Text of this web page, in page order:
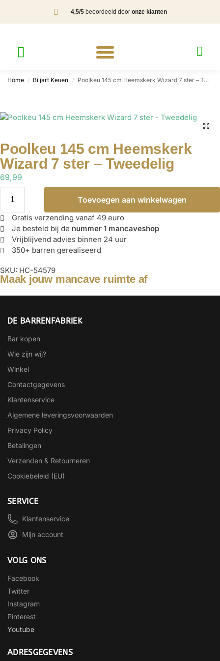
4,5/5beoordeeld door onze klanten
Home / Biljart Keuen / Poolkeu 145 cm Heemskerk Wizard 7 ster – Tweedelig
Poolkeu 145 cm Heemskerk
Wizard 7 ster – Tweedelig
69,99
Toevoegen aan winkelwagen
Gratis verzending vanaf 49 euro
Je besteld bij de nummer 1 mancaveshop
Vrijblijvend advies binnen 24 uur
350+ barren gerealiseerd
SKU: HC-54579
Maak jouw mancave ruimte af
DE BARRENFABRIEK
Bar kopen
Wie zijn wij?
Winkel
Contactgegevens
Klantenservice
Algemene leveringsvoorwaarden
Privacy Policy
Betalingen
Verzenden & Retourneren
Cookiebeleid (EU)
SERVICE
Klantenservice
Mijn account
VOLG ONS
Facebook
Twitter
Instagram
Pinterest
Youtube
ADRESGEGEVENS